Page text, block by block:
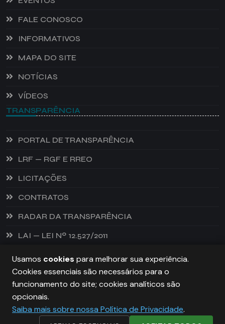
FALE CONOSCO
INFORMATIVOS
MAPA DO SITE
NOTÍCIAS
VÍDEOS
TRANSPARÊNCIA
PORTAL DE TRANSPARÊNCIA
LRF — RGF E RREO
LICITAÇÕES
CONTRATOS
RADAR DA TRANSPARÊNCIA
LAI — LEI Nº 12.527/2011
PREFEITURA DE CASTANHEIRA, TODOS OS DIREITOS
Usamos cookies para melhorar sua experiência.
Cookies essenciais são necessários para o
funcionamento do site; cookies analíticos são
opcionais.
Saiba mais sobre nossa Política de Privacidade.